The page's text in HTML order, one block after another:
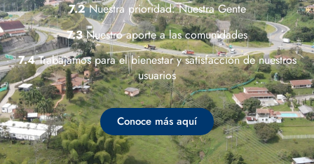
7.2Nuestra prioridad: Nuestra Gente
7.3Nuestro aporte a las comunidades
7.4Trabajamos para el bienestar y satisfacción de nuestros
usuarios
Conoce más aquí